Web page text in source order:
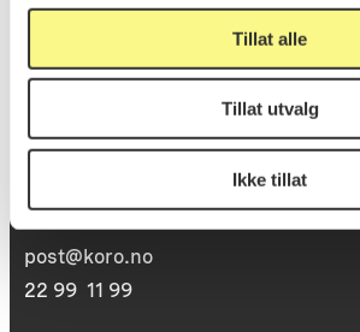
Tillat alle
Tillat utvalg
Ikke tillat
Postadresse
Postboks 6994
0130 Oslo
post@koro.no
22 99 11 99